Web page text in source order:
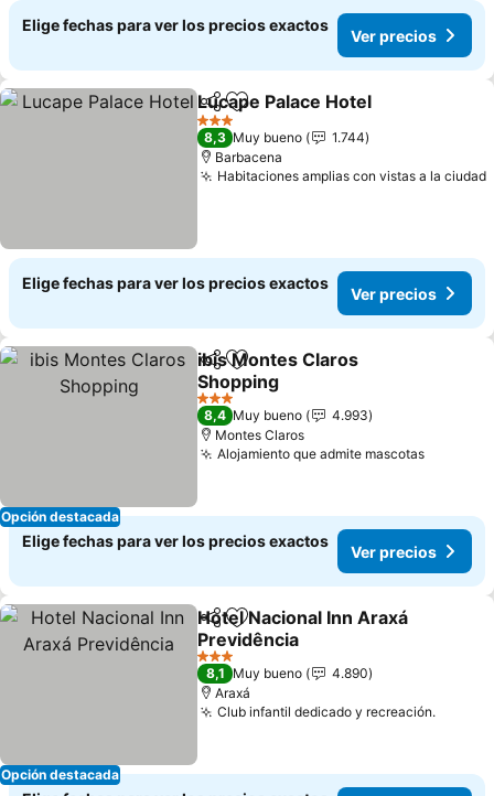
Elige fechas para ver los precios exactos
Ver precios
CompartirAgregar a favoritos
Lucape Palace Hotel
3 Estrellas
8,3 Muy bueno
1.744
Barbacena
Habitaciones amplias con vistas a la ciudad
Elige fechas para ver los precios exactos
Ver precios
Opción destacada
CompartirAgregar a favoritos
ibis Montes Claros
Shopping
Ver precios
3 Estrellas
8,4 Muy bueno
4.993
Montes Claros
Alojamiento que admite mascotasVer
Elige fechas para ver los precios exactos
Ver precios
Opción destacada
CompartirAgregar a favoritos
Hotel Nacional Inn Araxá
Previdência
Ver precios
3 Estrellas
8,1 Muy bueno
4.890
Araxá
Club infantil dedicado y recreación.Ver